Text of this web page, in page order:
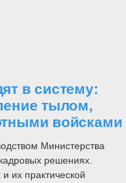
в систему:
тылом,
войсками
Министерства
решениях.
их практической